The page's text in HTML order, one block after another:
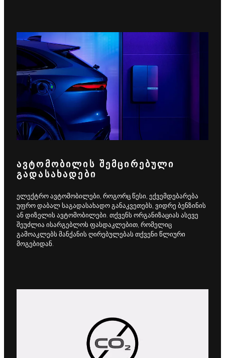
ᲐᲕᲢᲝᲛᲝᲑᲘᲚᲘᲡ ᲨᲔᲛᲪᲘᲠᲔᲑᲣᲚᲘ
ᲒᲐᲓᲐᲡᲐᲮᲐᲓᲔᲑᲘ
ელექტრო ავტომობილები, როგორც წესი, ექვემდებარება
უფრო დაბალ საგადასახადო განაკვეთებს, ვიდრე ბენზინის
ან დიზელის ავტომობილები. თქვენს ორგანიზაციას ასევე
შეუძლია ისარგებლოს ფასდაკლებით, რომელიც
გამოაკლებს მანქანის ღირებულებას თქვენი წლიური
მოგებიდან.